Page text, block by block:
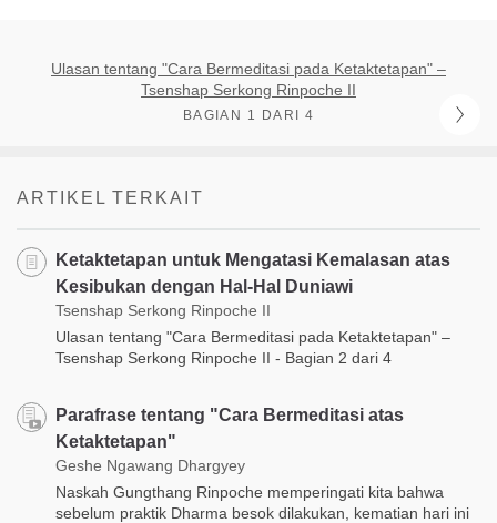
Ulasan tentang "Cara Bermeditasi pada Ketaktetapan" –
Tsenshap Serkong Rinpoche II
BAGIAN 1 DARI 4
ARTIKEL TERKAIT
Ketaktetapan untuk Mengatasi Kemalasan atas
Kesibukan dengan Hal-Hal Duniawi
Tsenshap Serkong Rinpoche II
Ulasan tentang "Cara Bermeditasi pada Ketaktetapan" –
Tsenshap Serkong Rinpoche II - Bagian 2 dari 4
Parafrase tentang "Cara Bermeditasi atas
Ketaktetapan"
Geshe Ngawang Dhargyey
Naskah Gungthang Rinpoche memperingati kita bahwa
sebelum praktik Dharma besok dilakukan, kematian hari ini